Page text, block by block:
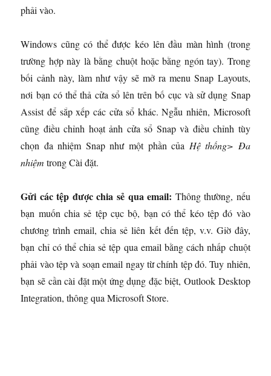
phải vào.
Windows cũng có thể được kéo lên đầu màn hình (trong
trường hợp này là bằng chuột hoặc bằng ngón tay). Trong
bối cảnh này, làm như vậy sẽ mở ra menu Snap Layouts,
nơi bạn có thể thả cửa sổ lên trên bố cục và sử dụng Snap
Assist để sắp xếp các cửa sổ khác. Ngẫu nhiên, Microsoft
cũng điều chỉnh hoạt ảnh cửa sổ Snap và điều chỉnh tùy
chọn đa nhiệm Snap như một phần của Hệ thống> Đa
nhiệm trong Cài đặt.
Gửi các tệp được chia sẻ qua email: Thông thường, nếu
bạn muốn chia sẻ tệp cục bộ, bạn có thể kéo tệp đó vào
chương trình email, chia sẻ liên kết đến tệp, v.v. Giờ đây,
bạn chỉ có thể chia sẻ tệp qua email bằng cách nhấp chuột
phải vào tệp và soạn email ngay từ chính tệp đó. Tuy nhiên,
bạn sẽ cần cài đặt một ứng dụng đặc biệt, Outlook Desktop
Integration, thông qua Microsoft Store.